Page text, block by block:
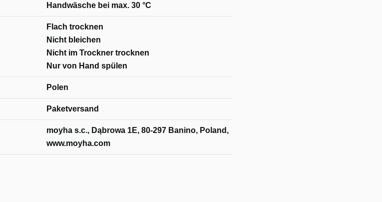
Handwäsche bei max. 30 °C
Flach trocknen
Nicht bleichen
Nicht im Trockner trocknen
Nur von Hand spülen
Polen
Paketversand
moyha s.c., Dąbrowa 1E, 80-297 Banino, Poland,
www.moyha.com